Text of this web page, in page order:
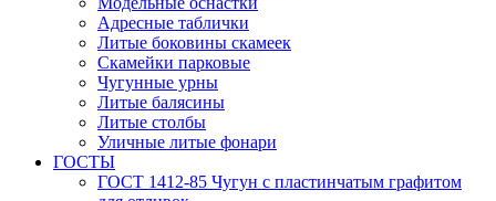
Адресные таблички
Литые боковины скамеек
Скамейки парковые
Чугунные урны
Литые балясины
Литые столбы
Уличные литые фонари
ГОСТЫ
ГОСТ 1412-85 Чугун с пластинчатым графитом